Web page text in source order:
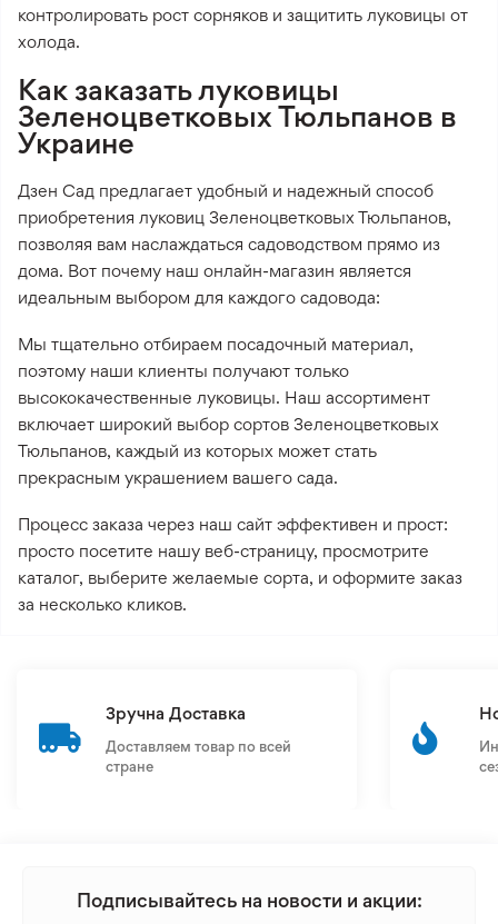
контролировать рост сорняков и защитить луковицы от
холода.
Как заказать луковицы
Зеленоцветковых Тюльпанов в
Украине
Дзен Сад предлагает удобный и надежный способ
приобретения луковиц Зеленоцветковых Тюльпанов,
позволяя вам наслаждаться садоводством прямо из
дома. Вот почему наш онлайн-магазин является
идеальным выбором для каждого садовода:
Мы тщательно отбираем посадочный материал,
поэтому наши клиенты получают только
высококачественные луковицы. Наш ассортимент
включает широкий выбор сортов Зеленоцветковых
Тюльпанов, каждый из которых может стать
прекрасным украшением вашего сада.
Процесс заказа через наш сайт эффективен и прост:
просто посетите нашу веб-страницу, просмотрите
каталог, выберите желаемые сорта, и оформите заказ
за несколько кликов.
Зручна Доставка
Доставляем товар по всей
стране
Подписывайтесь на новости и акции: